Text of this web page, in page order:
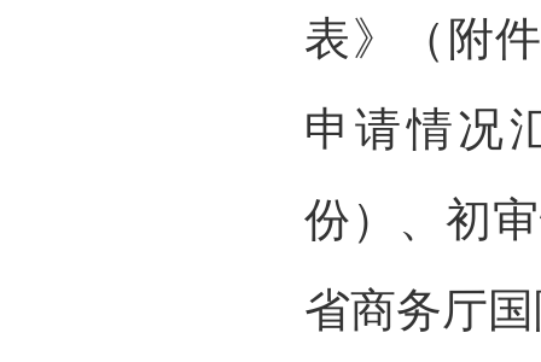
表》（附
申请情况
份）、初
省商务厅